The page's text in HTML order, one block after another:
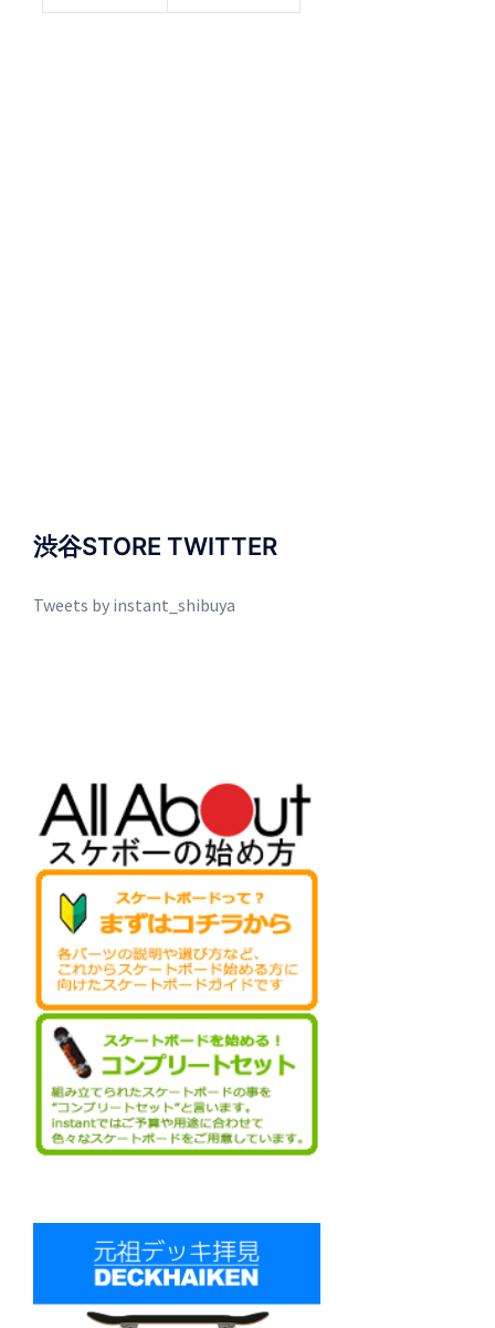
渋谷STORE TWITTER
Tweets by instant_shibuya